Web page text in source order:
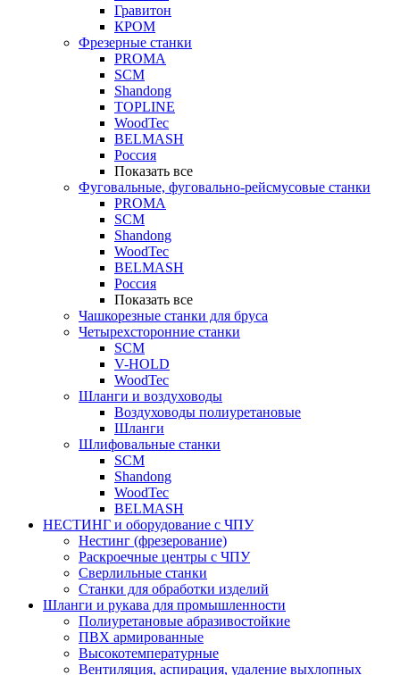
Гравитон
КРОМ
Фрезерные станки
PROMA
SCM
Shandong
TOPLINE
WoodTec
BELMASH
Россия
Показать все
Фуговальные, фуговально-рейсмусовые станки
PROMA
SCM
Shandong
WoodTec
BELMASH
Россия
Показать все
Чашкорезные станки для бруса
Четырехсторонние станки
SCM
V-HOLD
WoodTec
Шланги и воздуховоды
Воздуховоды полиуретановые
Шланги
Шлифовальные станки
SCM
Shandong
WoodTec
BELMASH
НЕСТИНГ и оборудование с ЧПУ
Нестинг (фрезерование)
Раскроечные центры с ЧПУ
Сверлильные станки
Станки для обработки изделий
Шланги и рукава для промышленности
Полиуретановые абразивостойкие
ПВХ армированные
Высокотемпературные
Вентиляция, аспирация, удаление выхлопных